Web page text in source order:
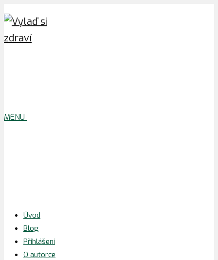
MENU
Úvod
Blog
Přihlášení
O autorce